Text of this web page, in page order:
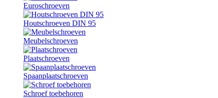
Euroschroeven
Houtschroeven DIN 95
Meubelschroeven
Plaatschroeven
Spaanplaatschroeven
Schroef toebehoren